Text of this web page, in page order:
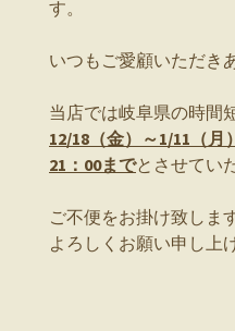
す。
いつもご愛顧いただき
当店では岐阜県の時間
12/18（金）～1/11（
21：00までとさせてい
ご不便をお掛け致しま
よろしくお願い申し上